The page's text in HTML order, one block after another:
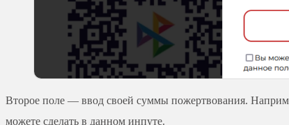
Второе поле — ввод своей суммы пожертвования.
можете сделать в данном инпуте.